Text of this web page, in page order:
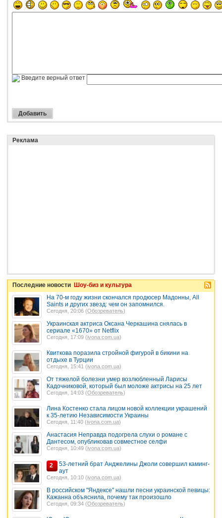
Введите верный ответ
Реклама
Последние новости Шоу-биз и культура
На 70-м году жизни скончался продюсер Мадонны, All
Saints и других звезд: чем он запомнился.
Сегодня, 20:06 (Обозреватель)
Украинская актриса Оксана Черкашина снялась в
сериале «1670» от Netflix
Сегодня, 17:09 (ivona.com.ua)
Квиткова поразила стройной фигурой в бикини на
отдыхе в Турции
Сегодня, 15:41 (ivona.com.ua)
От тяжелой болезни умер возлюбленный Ларисы
Кадочниковой, который был моложе актрисы на 25 лет
Сегодня, 14:03 (Обозреватель)
Лина Костенко стала лицом новой коллекции украшений
к 35-летию Независимости Украины
Сегодня, 11:40 (ivona.com.ua)
Анастасия Неправда подогрела слухи о романе с
Дантесом, опубликовав совместное селфи
Сегодня, 10:49 (ivona.com.ua)
2
53-летний брат Анджелины Джоли совершил каминг-
аут
Сегодня, 10:10 (ivona.com.ua)
В российском "Яндексе" нашли песни украинской певицы:
Кажанна объяснила, почему так произошло
Сегодня, 09:34 (Обозреватель)